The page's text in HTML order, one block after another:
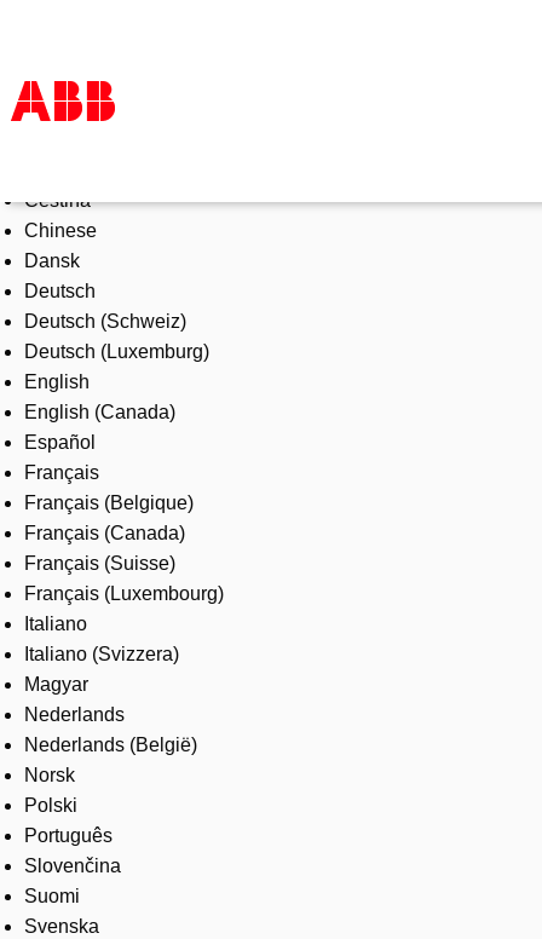
Products & Solutions
Industries
Services
About us
Where to buy
Contact us
Careers
Čeština
Chinese
Dansk
Deutsch
Deutsch (Schweiz)
Deutsch (Luxemburg)
English
English (Canada)
Español
Français
Français (Belgique)
Français (Canada)
Français (Suisse)
Français (Luxembourg)
Italiano
Italiano (Svizzera)
Magyar
Nederlands
Nederlands (België)
Norsk
Polski
Português
Slovenčina
Suomi
Svenska